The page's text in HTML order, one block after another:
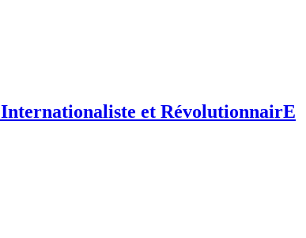
Internationaliste et RévolutionnairE